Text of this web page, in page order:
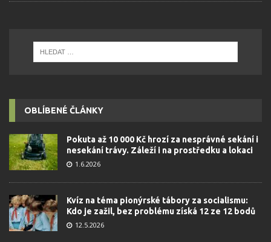
OBLÍBENÉ ČLÁNKY
Pokuta až 10 000 Kč hrozí za nesprávné sekání i
nesekání trávy. Záleží i na prostředku a lokaci
1.6.2026
Kvíz na téma pionýrské tábory za socialismu:
Kdo je zažil, bez problému získá 12 ze 12 bodů
12.5.2026